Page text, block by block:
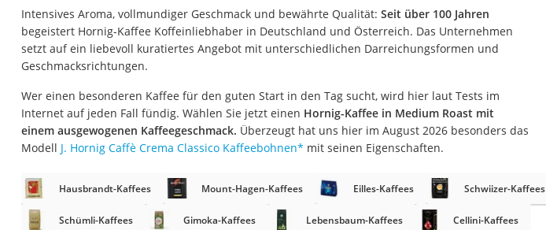
Balsamico-Essig
Schwarzkümmelöl bio
Honig
Gemüsebrühe
Eiskaffee-Pulver
Grapefruitkernextrakt
Matcha-Set
Intensives Aroma, vollmundiger Geschmack und bewährte Qualität: Seit über 100 Jahren
begeistert Hornig-Kaffee Koffeinliebhaber in Deutschland und Österreich. Das Unternehmen
setzt auf ein liebevoll kuratiertes Angebot mit unterschiedlichen Darreichungsformen und
Geschmacksrichtungen.
Wer einen besonderen Kaffee für den guten Start in den Tag sucht, wird hier laut Tests im
Internet auf jeden Fall fündig. Wählen Sie jetzt einen Hornig-Kaffee in Medium Roast mit
einem ausgewogenen Kaffeegeschmack. Überzeugt hat uns hier im August 2026 besonders das
Modell J. Hornig Caffè Crema Classico Kaffeebohnen* mit seinen Eigenschaften.
Hausbrandt-Kaffees Mount-Hagen-Kaffees Eilles-Kaffees Schwiizer-Kaffees
Schümli-Kaffees Gimoka-Kaffees Lebensbaum-Kaffees Cellini-Kaffees